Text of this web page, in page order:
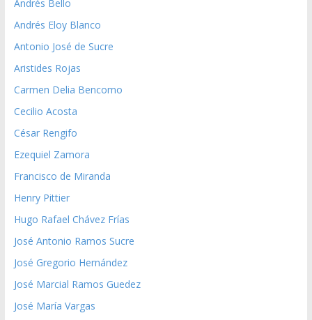
Andrés Bello
Andrés Eloy Blanco
Antonio José de Sucre
Aristides Rojas
Carmen Delia Bencomo
Cecilio Acosta
César Rengifo
Ezequiel Zamora
Francisco de Miranda
Henry Pittier
Hugo Rafael Chávez Frías
José Antonio Ramos Sucre
José Gregorio Hernández
José Marcial Ramos Guedez
José María Vargas